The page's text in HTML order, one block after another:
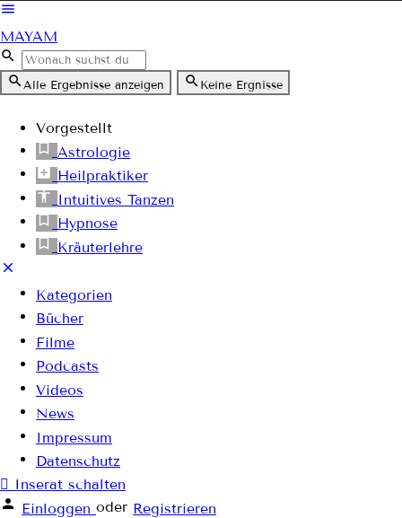
MAYAM
Alle Ergebnisse anzeigen Keine Ergnisse
Vorgestellt
Astrologie
Heilpraktiker
Intuitives Tanzen
Hypnose
Kräuterlehre
Kategorien
Bücher
Filme
Podcasts
Videos
News
Impressum
Datenschutz
Inserat schalten
Einloggen oder Registrieren